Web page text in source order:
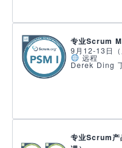
专业Scrum
9月12-13日（
远程
Derek Ding
专业Scrum产